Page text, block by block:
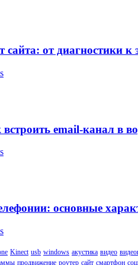
от диагностики к
email-канал в
основные
Kinect usb windows акустика видео
продвижение роутер сайт смартфон